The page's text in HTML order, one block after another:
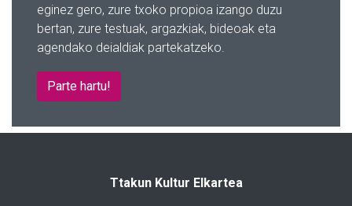
eginez gero, zure txoko propioa izango duzu
bertan, zure testuak, argazkiak, bideoak eta
agendako deialdiak partekatzeko.
Parte hartu!
Ttakun Kultur Elkartea